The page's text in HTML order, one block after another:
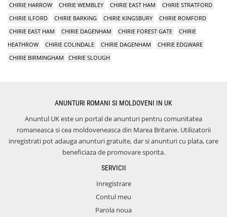
CHIRIE HARROW CHIRIE WEMBLEY CHIRIE EAST HAM
CHIRIE STRATFORD
CHIRIE ILFORD
CHIRIE BARKING CHIRIE KINGSBURY
CHIRIE ROMFORD
CHIRIE EAST HAM
CHIRIE DAGENHAM CHIRIE FOREST GATE
CHIRIE
HEATHROW
CHIRIE COLINDALE CHIRIE DAGENHAM
CHIRIE EDGWARE
CHIRIE BIRMINGHAM
CHIRIE SLOUGH
ANUNTURI ROMANI SI MOLDOVENI IN UK
Anuntul UK este un portal de anunturi pentru comunitatea
romaneasca si cea moldoveneasca din Marea Britanie. Utilizatorii
inregistrati pot adauga anunturi gratuite, dar si anunturi cu plata, care
beneficiaza de promovare sporita.
SERVICII
Inregistrare
Contul meu
Parola noua